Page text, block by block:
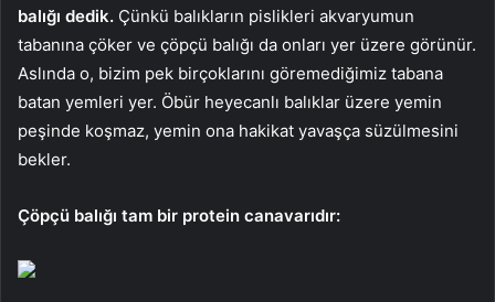
balığı dedik. Çünkü balıkların pislikleri akvaryumun
tabanına çöker ve çöpçü balığı da onları yer üzere görünür.
Aslında o, bizim pek birçoklarını göremediğimiz tabana
batan yemleri yer. Öbür heyecanlı balıklar üzere yemin
peşinde koşmaz, yemin ona hakikat yavaşça süzülmesini
bekler.
Çöpçü balığı tam bir protein canavarıdır: